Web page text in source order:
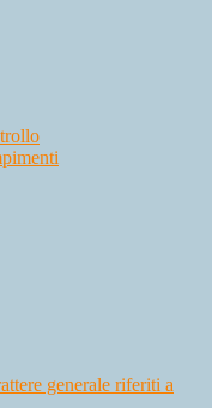
generale riferiti a